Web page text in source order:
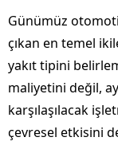
Günümüz
çıkan en temel
yakıt tipini
maliyetini değil,
karşılaşılacak
çevresel etkisini